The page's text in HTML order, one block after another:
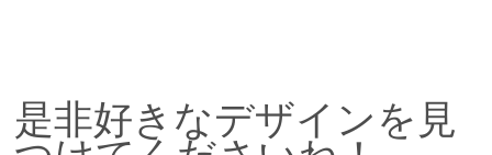
PRIVACY POLICY
是非好きなデザインを見